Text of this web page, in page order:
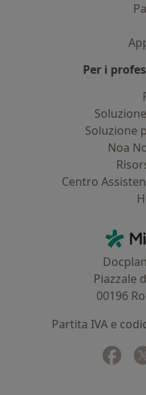
Per i
Soluzione
Noa
Centro
Piazzale
00196
Partita IVA e
si